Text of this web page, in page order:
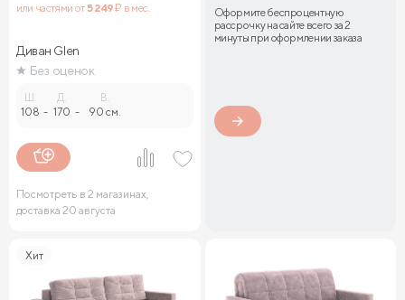
или частями от5 249₽ в мес.
Диван Glen
Без оценок
108 -
Д.
170 -
В.
90 см.
Посмотреть в 2 магазинах,
доставка 20 августа
Оформите беспроцентную
рассрочку на сайте всего за 2
минуты при оформлении заказа
Хит